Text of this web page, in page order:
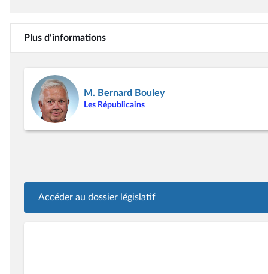
Plus d’informations
M. Bernard Bouley
Les Républicains
Accéder au dossier législatif